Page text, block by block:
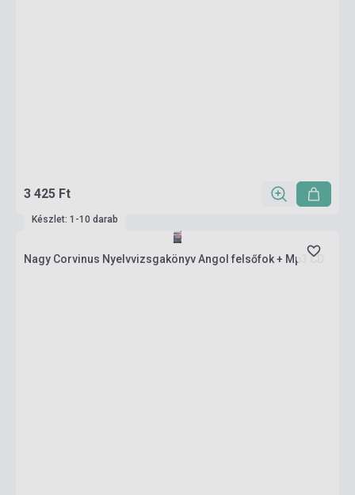
3 425 Ft
Készlet: 1-10 darab
Nagy Corvinus Nyelvvizsgakönyv Angol felsőfok + Mp3 CD